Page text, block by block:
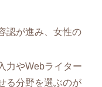
認が進み、女性の
力やWebライター
る分野を選ぶのが